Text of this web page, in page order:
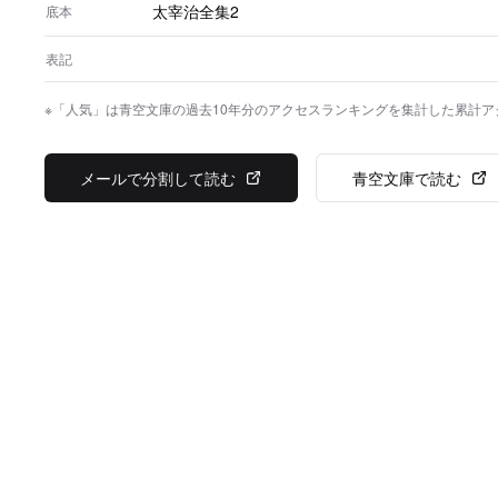
底本 太宰治全集2
表記
※「人気」は青空文庫の過去10年分のアクセスランキングを集計した累計ア
メールで分割して読む 青空文庫で読む